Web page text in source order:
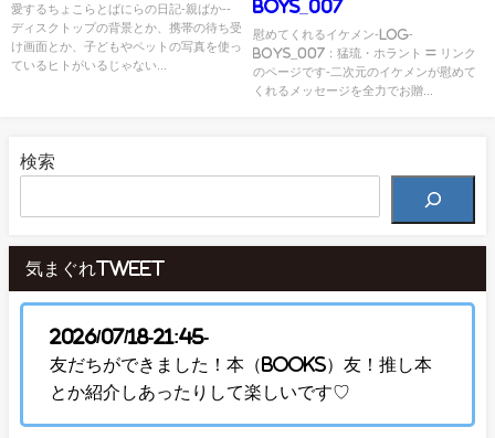
愛するちょこらとばにらの日記-親ばか--
ディスクトップの背景とか、携帯の待ち受
け画面とか、子どもやペットの写真を使っ
ているヒトがいるじゃない...
Boys_007
慰めてくれるイケメン-Log-
Boys_007：猛琉・ホラント = リンク
のページです-二次元のイケメンが慰めて
くれるメッセージを全力でお贈...
検索
気まぐれTweet
2026/07/18-21:45-
友だちができました！本（Books）友！推し本
とか紹介しあったりして楽しいです♡